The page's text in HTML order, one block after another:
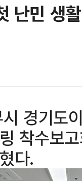
난민 생
경기도
착수보
다.